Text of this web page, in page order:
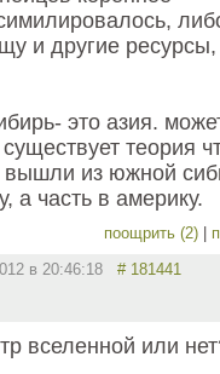
и другие ресурсы,
это азия.
теория
вышли из южной
а часть в америку.
поощрить (2)
в 20:46:18 # 181441
вселенной или